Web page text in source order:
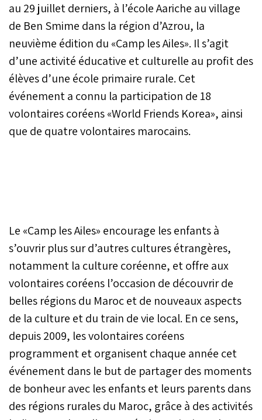
au 29 juillet derniers, à l’école Aariche au village
de Ben Smime dans la région d’Azrou, la
neuvième édition du «Camp les Ailes». Il s’agit
d’une activité éducative et culturelle au profit des
élèves d’une école primaire rurale. Cet
événement a connu la participation de 18
volontaires coréens «World Friends Korea», ainsi
que de quatre volontaires marocains.
Le «Camp les Ailes» encourage les enfants à
s’ouvrir plus sur d’autres cultures étrangères,
notamment la culture coréenne, et offre aux
volontaires coréens l’occasion de découvrir de
belles régions du Maroc et de nouveaux aspects
de la culture et du train de vie local. En ce sens,
depuis 2009, les volontaires coréens
programment et organisent chaque année cet
événement dans le but de partager des moments
de bonheur avec les enfants et leurs parents dans
des régions rurales du Maroc, grâce à des activités